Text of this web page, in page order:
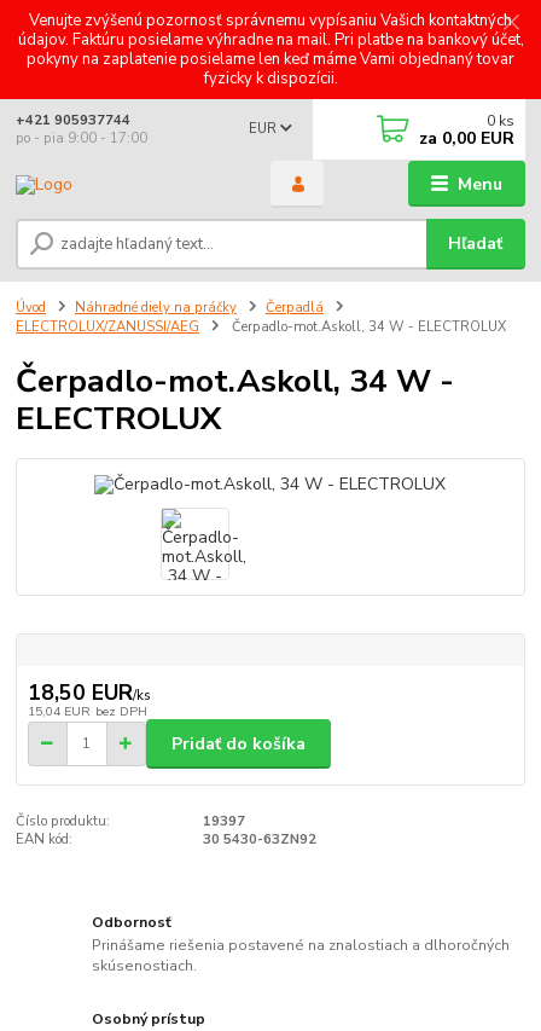
Venujte zvýšenú pozornosť správnemu vypísaniu Vašich kontaktných
údajov. Faktúru posielame výhradne na mail. Pri platbe na bankový účet,
pokyny na zaplatenie posielame len keď máme Vami objednaný tovar
fyzicky k dispozícii.
Menu
EUR
Hľadať
+421 905937744
po - pia 9:00 - 17:00
0 ks
za 0,00 EUR
Úvod Náhradné diely na práčky
Čerpadlá
ELECTROLUX/ZANUSSI/AEG
Čerpadlo-mot.Askoll, 34 W - ELECTROLUX
Čerpadlo-mot.Askoll, 34 W -
ELECTROLUX
18,50 EUR/ks
15,04 EUR bez DPH
Pridať do košíka
Číslo produktu:
19397
EAN kód:
30 5430-63ZN92
Odbornosť
Prinášame riešenia postavené na znalostiach a dlhoročných
skúsenostiach.
Osobný prístup